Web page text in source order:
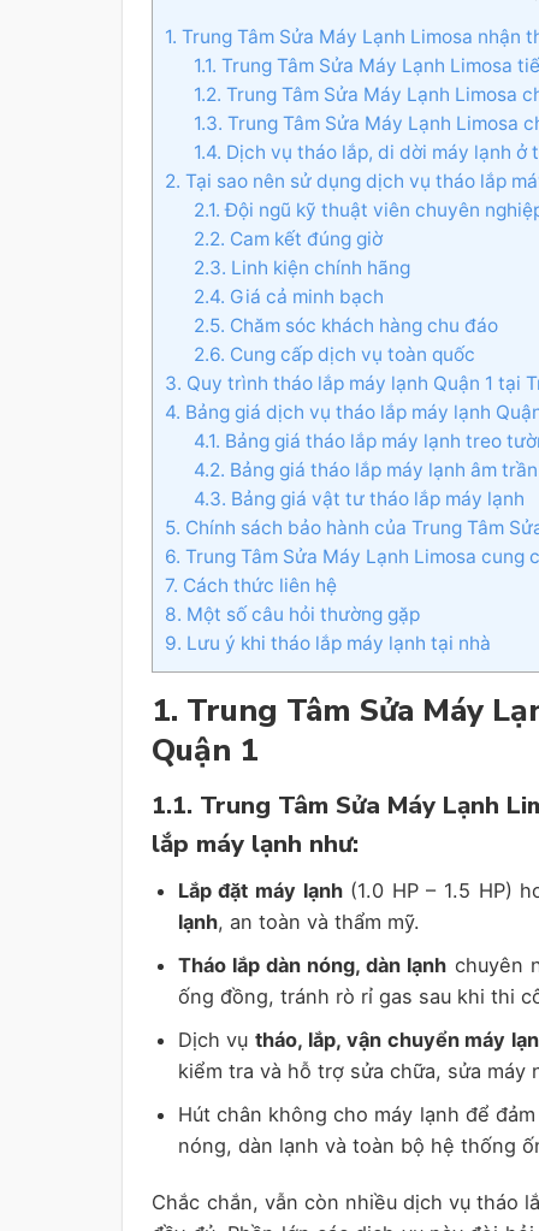
1. Trung Tâm Sửa Máy Lạnh Limosa nhận
1.1. Trung Tâm Sửa Máy Lạnh Limosa
1.2. Trung Tâm Sửa Máy Lạnh Limosa
1.3. Trung Tâm Sửa Máy Lạnh
1.4. Dịch vụ tháo lắp, di dời máy lạnh
2. Tại sao nên sử dụng dịch vụ tháo lắp
2.1. Đội ngũ kỹ thuật viên chuyên
2.2. Cam kết đúng giờ
2.3. Linh kiện chính hãng
2.4. Giá cả minh bạch
2.5. Chăm sóc khách hàng chu đáo
2.6. Cung cấp dịch vụ toàn quốc
3. Quy trình tháo lắp máy lạnh Quận 1 tại
4. Bảng giá dịch vụ tháo lắp máy lạnh
4.1. Bảng giá tháo lắp máy lạnh treo
4.2. Bảng giá tháo lắp máy lạnh âm
4.3. Bảng giá vật tư tháo lắp máy lạnh
5. Chính sách bảo hành của Trung Tâm
6. Trung Tâm Sửa Máy Lạnh Limosa cung
7. Cách thức liên hệ
8. Một số câu hỏi thường gặp
9. Lưu ý khi tháo lắp máy lạnh tại nhà
1. Trung Tâm Sửa Máy
Quận 1
1.1. Trung Tâm Sửa Máy Lạnh
lắp máy lạnh như:
Lắp đặt máy lạnh(1.0 HP – 1.5 HP)
lạnh, an toàn và thẩm mỹ.
Tháo lắp dàn nóng, dàn lạnh chuyên
ống đồng, tránh rò rỉ gas sau khi thi
Dịch vụtháo, lắp, vận chuyển máy
kiểm tra và hỗ trợ sửa chữa, sửa
Hút chân không cho máy lạnh để
nóng, dàn lạnh và toàn bộ hệ thống
Chắc chắn, vẫn còn nhiều dịch vụ tháo